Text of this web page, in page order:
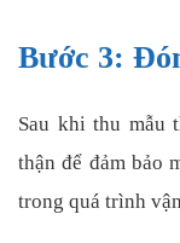
Bước 3:
Sau khi thu mẫu
thận để đảm bảo
trong quá trình